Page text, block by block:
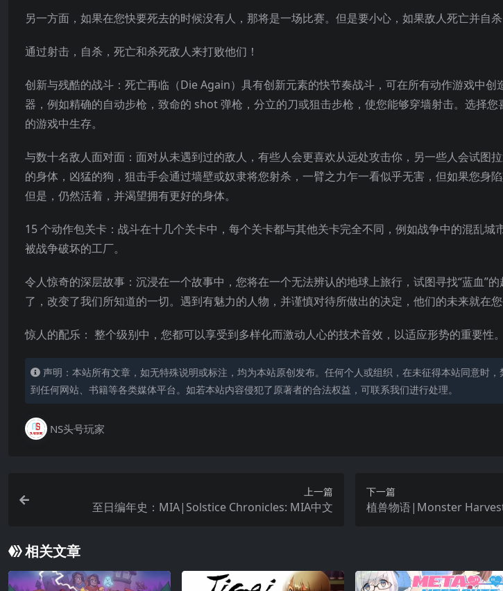
另一方面，如果在您快要死去的时候没有人，那将是一场比赛。但是要小心，如果敌人死亡并自杀
通过射击，自杀，死亡和杀死敌人来打败他们！
创新与残酷的战斗：死亡再临（Die Again）具有创新元素的快节奏战斗，可在所有动作游戏中创
器，例如精确的自动步枪，致命的 shot 弹枪，分立的刀或狙击步枪，使您能够穿墙射击。选择
的游戏中生存。
与数十名敌人面对面：面对从未遇到过的敌人，有些人会更喜欢从远处攻击你，另一些人会试图
的身体，凶猛的狗，狙击手会通过墙壁或奴隶将您射杀，一臂之力乍一看似乎无害，但如果您身
但是，仍然活着，并渴望拥有更好的身体。
15 个动作包关卡：战斗在十几个关卡中，每个关卡都与其他关卡完全不同，例如战争中的混乱城
被战争破坏的工厂。
令人惊奇的深层故事：沉浸在一个故事中，您将在一个无法辨认的地球上旅行，试图寻找“蓝血”
了，改变了我们所知道的一切。遇到有魅力的人物，并谨慎对待所做出的决定，他们的未来就在您
惊人的配乐： 整个级别中，您都可以享受到多样化而激动人心的技术音效，以适应形势的重要性。
声明：本站所有文章，如无特殊说明或标注，均为本站原创发布。任何个人或组织，在未征得本站同意时
到任何网站、书籍等各类媒体平台。如若本站内容侵犯了原著者的合法权益，可联系我们进行处理。
NS头号玩家
上一篇
至日编年史：MIA|Solstice Chronicles: MIA中文
下一篇
植兽物语|Monster
相关文章